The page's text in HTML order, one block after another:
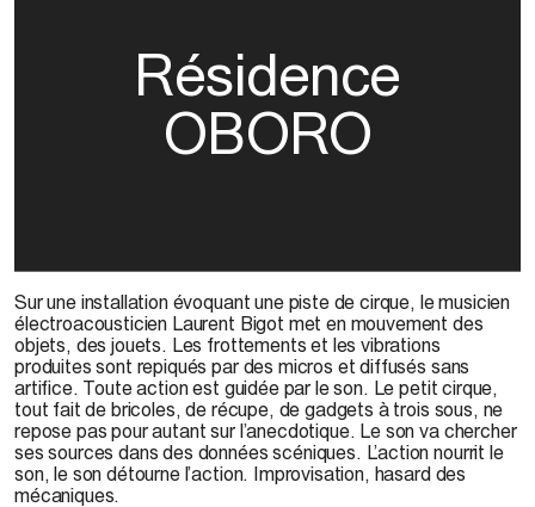
Résidence
OBORO
Sur une installation évoquant une piste de cirque, le musicien
électroacousticien Laurent Bigot met en mouvement des
objets, des jouets. Les frottements et les vibrations
produites sont repiqués par des micros et diffusés sans
artifice. Toute action est guidée par le son. Le petit cirque,
tout fait de bricoles, de récupe, de gadgets à trois sous, ne
repose pas pour autant sur l’anecdotique. Le son va chercher
ses sources dans des données scéniques. L’action nourrit le
son, le son détourne l’action. Improvisation, hasard des
mécaniques.